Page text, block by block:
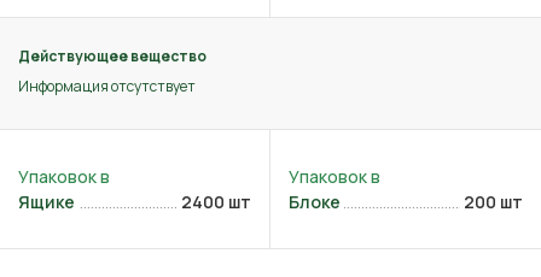
Действующее вещество
Информация отсутствует
Ящике 2400 шт Блоке 200 шт